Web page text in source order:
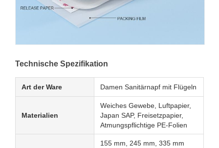
Technische Spezifikation
Art der Ware Damen Sanitärnapf mit Flügeln
Materialien
Weiches Gewebe, Luftpapier,
Japan SAP, Freisetzpapier,
Atmungspflichtige PE-Folien
155 mm, 245 mm, 335 mm